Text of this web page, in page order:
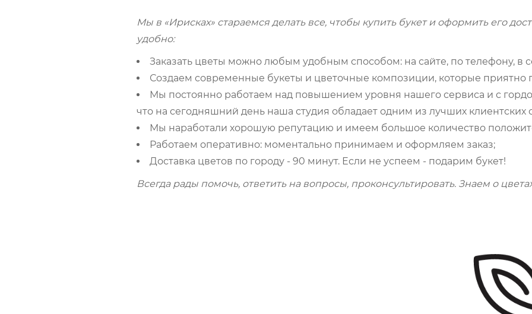
Мы в «Ирисках» стараемся делать все, чтобы купить букет и оформить его
удобно:
Заказать цветы можно любым удобным способом: на сайте, по телефону, в
Создаем современные букеты и цветочные композиции, которые приятно
Мы постоянно работаем над повышением уровня нашего сервиса и с
что на сегодняшний день наша студия обладает одним из лучших клиентских
Мы наработали хорошую репутацию и имеем большое количество
Работаем оперативно: моментально принимаем и оформляем заказ;
Доставка цветов по городу - 90 минут. Если не успеем - подарим букет!
Всегда рады помочь, ответить на вопросы, проконсультировать. Знаем о